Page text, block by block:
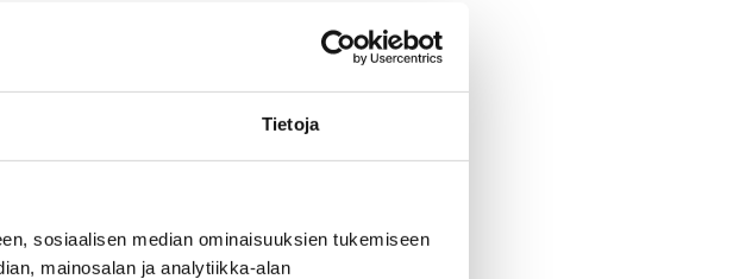
Tietoja
sosiaalisen median ominaisuuksien tukemiseen
mainosalan ja analytiikka-alan